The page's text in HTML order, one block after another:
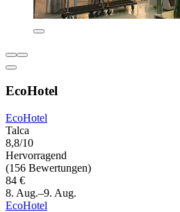
EcoHotel
EcoHotel
Talca
8,8/10
Hervorragend
(156 Bewertungen)
84 €
8. Aug.–9. Aug.
EcoHotel